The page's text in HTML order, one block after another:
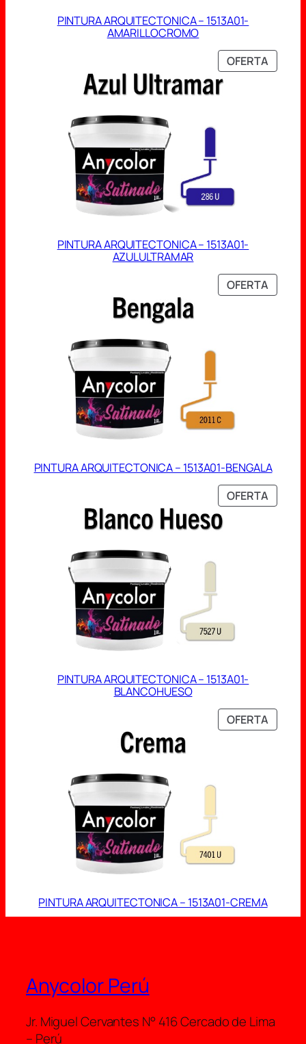
PINTURA ARQUITECTONICA – 1513A01-
AMARILLOCROMO
OFERTA
EN
PINTURA ARQUITECTONICA – 1513A01-
AZULULTRAMAR
OFERTA
EN
PINTURA ARQUITECTONICA – 1513A01-BENGALA
OFERTA
EN
PINTURA ARQUITECTONICA – 1513A01-
BLANCOHUESO
OFERTA
EN
PINTURA ARQUITECTONICA – 1513A01-CREMA
Anycolor Perú
Jr. Miguel Cervantes N° 416 Cercado de Lima
– Perú